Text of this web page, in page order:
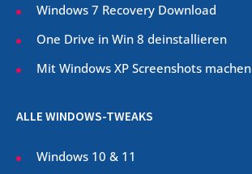
Windows 7 Recovery Download
One Drive in Win 8 deinstallieren
Mit Windows XP Screenshots machen
ALLE WINDOWS-TWEAKS
Windows 10 & 11